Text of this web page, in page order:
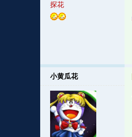
探花
小黄瓜花